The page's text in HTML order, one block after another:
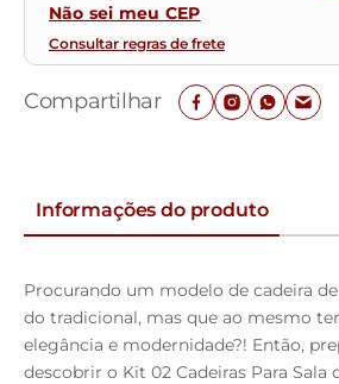
Não sei meu CEP
Consultar regras de frete
Compartilhar
Informações do produto
Procurando um modelo de cadeira
do tradicional, mas que ao mesmo
elegância e modernidade?! Então,
descobrir o Kit 02 Cadeiras Para Sala